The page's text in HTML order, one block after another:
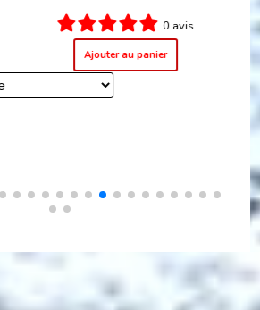
0 avis
Ajouter au panier